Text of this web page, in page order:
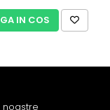
IN COS